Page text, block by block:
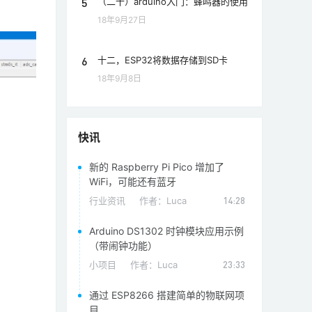
18年9月27日
6 十二，ESP32将数据存储到SD卡
18年9月8日
快讯
新的 Raspberry Pi Pico 增加了
WiFi，可能还有蓝牙
行业资讯 作者： Luca 14:28
Arduino DS1302 时钟模块应用示例
（带闹钟功能）
小项目 作者： Luca 23:33
通过 ESP8266 搭建简单的物联网项
目